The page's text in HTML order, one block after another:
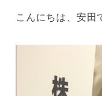
こんにちは、安田